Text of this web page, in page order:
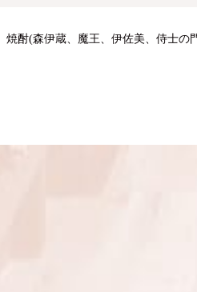
焼酎(森伊蔵、魔王、伊佐美、侍士の